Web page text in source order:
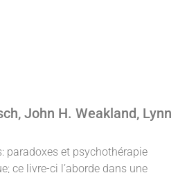
John H. Weakland, Lynn
paradoxes et psychothérapie
ce livre-ci l’aborde dans une